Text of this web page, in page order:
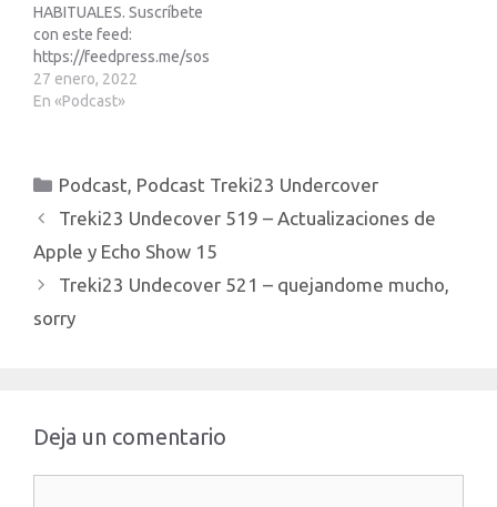
HABITUALES. Suscríbete
con este feed:
https://feedpress.me/sos
pechososhabitualesEnlac
e de afiliados de Amazon:
(volumen 2):
https://www.treki23.c...
27 enero, 2022
En «Podcast»
Categorías
Podcast, Podcast Treki23 Undercover
Treki23 Undecover 519 – Actualizaciones de
Apple y Echo Show 15
Treki23 Undecover 521 – quejandome mucho,
sorry
Deja un comentario